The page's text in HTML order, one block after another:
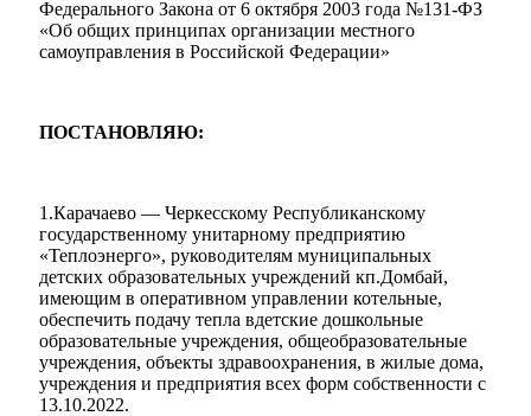
Федерального Закона от 6 октября 2003 года №131-ФЗ
«Об общих принципах организации местного
самоуправления в Российской Федерации»
ПОСТАНОВЛЯЮ:
1.Карачаево — Черкесскому Республиканскому
государственному унитарному предприятию
«Теплоэнерго», руководителям муниципальных
детских образовательных учреждений кп.Домбай,
имеющим в оперативном управлении котельные,
обеспечить подачу тепла вдетские дошкольные
образовательные учреждения, общеобразовательные
учреждения, объекты здравоохранения, в жилые дома,
учреждения и предприятия всех форм собственности с
13.10.2022.